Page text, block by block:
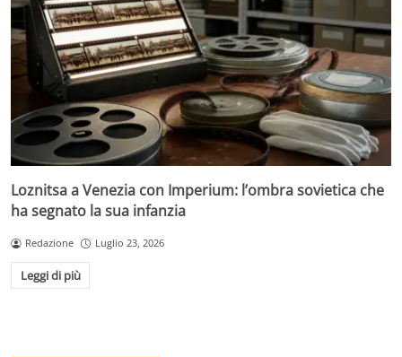
Loznitsa a Venezia con Imperium: l’ombra sovietica che
ha segnato la sua infanzia
Redazione Luglio 23, 2026
Leggi di più